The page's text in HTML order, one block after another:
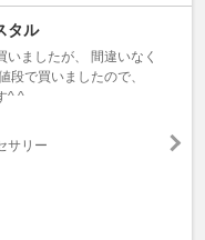
タル
いましたが、 間違いなく
段で買いましたので、
^ ^
サリー